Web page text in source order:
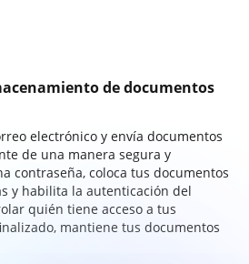
de documentos
electrónico y envía documentos
de una manera segura y
contraseña, coloca tus documentos
y habilita la autenticación del
quién tiene acceso a tus
mantiene tus documentos